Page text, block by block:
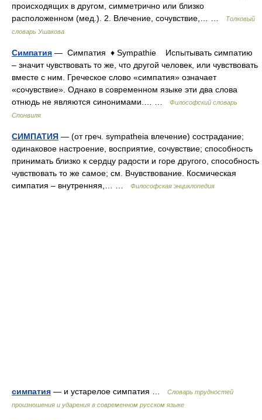
происходящих в другом, симметрично или близко
расположенном (мед.). 2. Влечение, сочувствие,… …
Толковый
словарь Ушакова
Симпатия — Симпатия ♦ Sympathie Испытывать симпатию
– значит чувствовать то же, что другой человек, или чувствовать
вместе с ним. Греческое слово «симпатия» означает
«сочувствие». Однако в современном языке эти два слова
отнюдь не являются синонимами.… …
Философский словарь
Спонвиля
СИМПАТИЯ — (от греч. sympatheia влечение) сострадание;
одинаковое настроение, восприятие, сочувствие; способность
принимать близко к сердцу радости и горе другого, способность
чувствовать то же самое; см. Вчувствование. Космическая
симпатия – внутренняя,… …
Философская энциклопедия
симпатия — и устарелое симпатия …
Словарь трудностей
произношения и ударения в современном русском языке